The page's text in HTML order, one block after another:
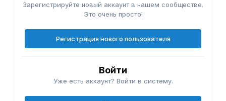
Зарегистрируйте новый аккаунт в нашем сообществе.
Это очень просто!
Регистрация нового пользователя
Войти
Уже есть аккаунт? Войти в систему.